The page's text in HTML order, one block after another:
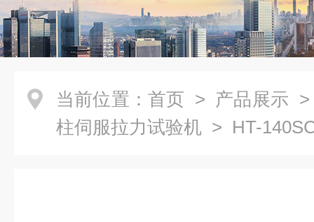
当前位置： 首页 > 产品展示
柱伺服拉力试验机 > HT-